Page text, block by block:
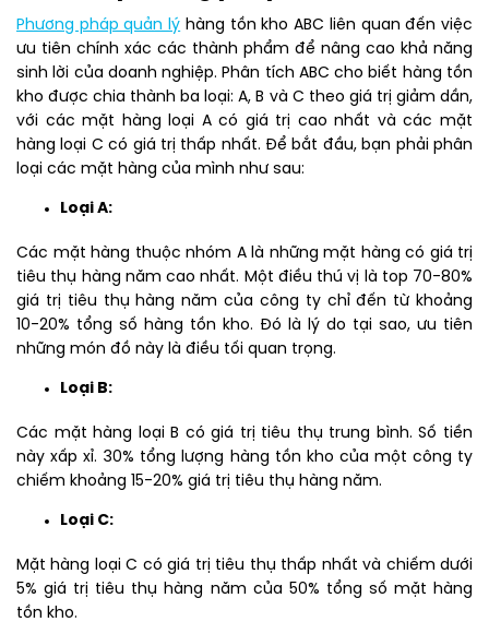
Phương pháp quản lý hàng tồn kho ABC liên quan đến việc
ưu tiên chính xác các thành phẩm để nâng cao khả năng
sinh lời của doanh nghiệp. Phân tích ABC cho biết hàng tồn
kho được chia thành ba loại: A, B và C theo giá trị giảm dần,
với các mặt hàng loại A có giá trị cao nhất và các mặt
hàng loại C có giá trị thấp nhất. Để bắt đầu, bạn phải phân
loại các mặt hàng của mình như sau:
Loại A:
Các mặt hàng thuộc nhóm A là những mặt hàng có giá trị
tiêu thụ hàng năm cao nhất. Một điều thú vị là top 70-80%
giá trị tiêu thụ hàng năm của công ty chỉ đến từ khoảng
10-20% tổng số hàng tồn kho. Đó là lý do tại sao, ưu tiên
những món đồ này là điều tối quan trọng.
Loại B:
Các mặt hàng loại B có giá trị tiêu thụ trung bình. Số tiền
này xấp xỉ. 30% tổng lượng hàng tồn kho của một công ty
chiếm khoảng 15-20% giá trị tiêu thụ hàng năm.
Loại C:
Mặt hàng loại C có giá trị tiêu thụ thấp nhất và chiếm dưới
5% giá trị tiêu thụ hàng năm của 50% tổng số mặt hàng
tồn kho.